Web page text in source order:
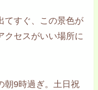
てすぐ、この景色が
クセスがいい場所に
朝9時過ぎ。土日祝